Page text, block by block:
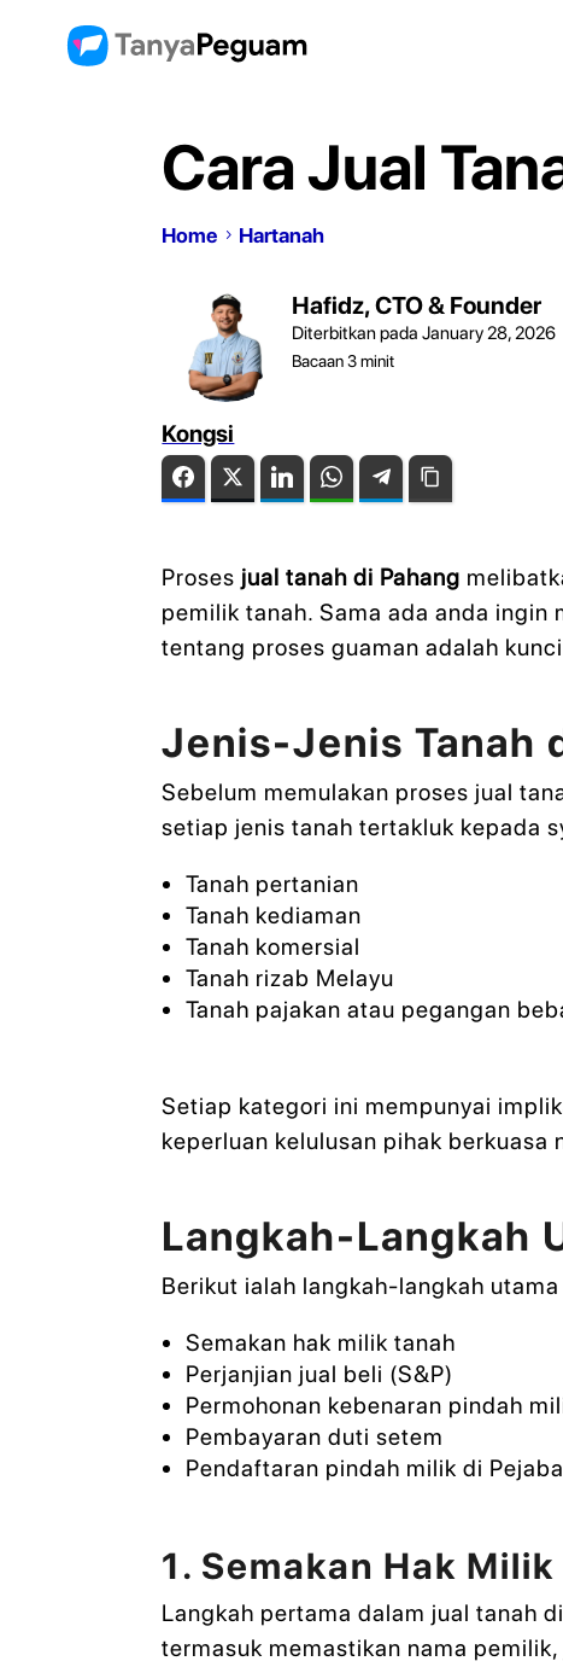
Cara Jual
Home Hartanah
Hafidz, CTO & Founder
Diterbitkan pada January 28, 2026
Bacaan3minit
Kongsi
FacebookTwitter LinkedIn WhatsAppTelegram
Proses jual tanah di Pahang
pemilik tanah. Sama ada anda ingin
tentang proses guaman adalah
Jenis-Jenis Tanah
Sebelum memulakan proses jual
setiap jenis tanah tertakluk kepada
Tanah pertanian
Tanah kediaman
Tanah komersial
Tanah rizab Melayu
Tanah pajakan atau pegangan
Setiap kategori ini mempunyai
keperluan kelulusan pihak
Langkah-Langkah
Berikut ialah langkah-langkah
Semakan hak milik tanah
Perjanjian jual beli (S&P)
Permohonan kebenaran pindah
Pembayaran duti setem
Pendaftaran pindah milik di
1. Semakan Hak Milik
Langkah pertama dalam jual tanah
termasuk memastikan nama